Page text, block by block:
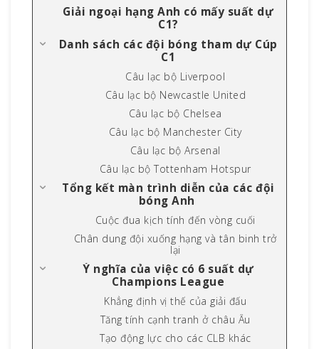
Giải ngoại hạng Anh có mấy suất dự
C1?
Danh sách các đội bóng tham dự Cúp
C1
Câu lạc bộ Liverpool
Câu lạc bộ Newcastle United
Câu lạc bộ Chelsea
Câu lạc bộ Manchester City
Câu lạc bộ Arsenal
Câu lạc bộ Tottenham Hotspur
Tổng kết màn trình diễn của các đội
bóng Anh
Cuộc đua kịch tính đến vòng cuối
Chân dung đội xuống hạng và tân binh trở
lại
Ý nghĩa của việc có 6 suất dự
Champions League
Khẳng định vị thế của giải đấu
Tăng tính cạnh tranh ở châu Âu
Tạo động lực cho các CLB khác